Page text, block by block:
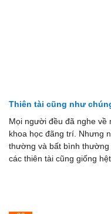
Thiên tài cũng như
Mọi người đều đã nghe về
khoa học đãng trí. Nhưng
thường và bất bình
các thiên tài cũng giống